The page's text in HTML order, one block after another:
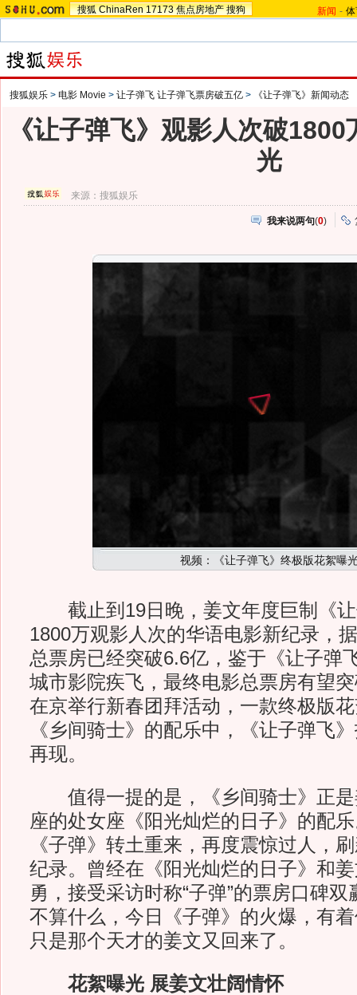
搜狐 ChinaRen 17173 焦点房地产 搜狗 新闻 -
搜狐娱乐 > 电影 Movie > 让子弹飞 让子弹飞票房破五亿 > 《让子弹飞》新闻动态
《让子弹飞》观影人次破
光
来源：搜狐娱乐
我来说两句(0)
视频：《让子弹飞》终极版花絮曝
截止到19日晚，姜文年度巨制《让
1800万观影人次的华语电影新纪录，
总票房已经突破6.6亿，鉴于《让子弹
城市影院疾飞，最终电影总票房有望
在京举行新春团拜活动，一款终极版
《乡间骑士》的配乐中，《让子弹飞
再现。
值得一提的是，《乡间骑士》正是
座的处女座《阳光灿烂的日子》的配
《子弹》转土重来，再度震惊过人，
纪录。曾经在《阳光灿烂的日子》和
勇，接受采访时称“子弹”的票房口碑
不算什么，今日《子弹》的火爆，有
只是那个天才的姜文又回来了。
花絮曝光 展姜文壮阔情怀